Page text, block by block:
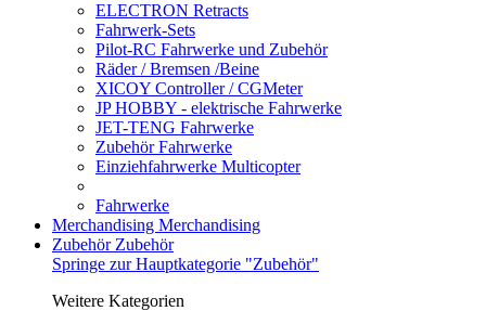
ELECTRON Retracts
Fahrwerk-Sets
Pilot-RC Fahrwerke und Zubehör
Räder / Bremsen /Beine
XICOY Controller / CGMeter
JP HOBBY - elektrische Fahrwerke
JET-TENG Fahrwerke
Zubehör Fahrwerke
Einziehfahrwerke Multicopter
Fahrwerke
Merchandising Merchandising
Zubehör Zubehör
Springe zur Hauptkategorie "Zubehör"
Weitere Kategorien